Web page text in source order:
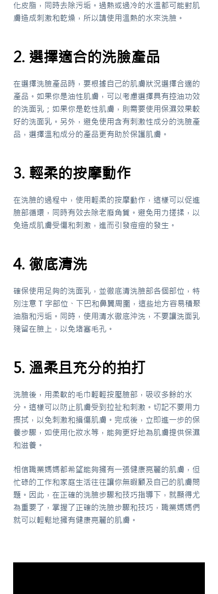
化皮脂，同時去除污垢。過熱或過冷的水溫都可能對肌
膚造成刺激和乾燥，所以請使用溫熱的水來洗臉。
2. 選擇適合的洗臉產品
在選擇洗臉產品時，要根據自己的肌膚狀況選擇合適的
產品。如果你是油性肌膚，可以考慮選擇具有控油功效
的洗面乳；如果你是乾性肌膚，則需要使用保濕效果較
好的洗面乳。另外，避免使用含有刺激性成分的洗臉產
品，選擇溫和成分的產品更有助於保護肌膚。
3. 輕柔的按摩動作
在洗臉的過程中，使用輕柔的按摩動作，這樣可以促進
臉部循環，同時有效去除老廢角質。避免用力搓揉，以
免造成肌膚受傷和刺激，進而引發痘痘的發生。
4. 徹底清洗
確保使用足夠的洗面乳，並徹底清洗臉部各個部位，特
別注意 T 字部位、下巴和鼻翼周圍，這些地方容易積聚
油脂和污垢。同時，使用清水徹底沖洗，不要讓洗面乳
殘留在臉上，以免堵塞毛孔。
5. 溫柔且充分的拍打
洗臉後，用柔軟的毛巾輕輕按壓臉部，吸收多餘的水
分。這樣可以防止肌膚受到拉扯和刺激。切記不要用力
擦拭，以免刺激和損傷肌膚。完成後，立即進一步的保
養步驟，如使用化妝水等，能夠更好地為肌膚提供保濕
和滋養。
相信職業媽媽都希望能夠擁有一張健康亮麗的肌膚，但
忙碌的工作和家庭生活往往讓你無暇顧及自己的肌膚問
題。因此，在正確的洗臉步驟和技巧指導下，就顯得尤
為重要了，掌握了正確的洗臉步驟和技巧，職業媽媽們
就可以輕鬆地擁有健康亮麗的肌膚。